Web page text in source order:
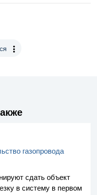
газопровода
сдать объект
в систему в первом